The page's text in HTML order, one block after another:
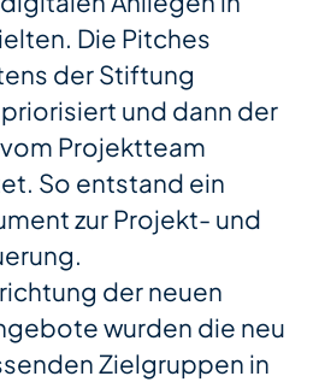
Die Pitches
der Stiftung
priorisiert und dann der
Projektteam
So entstand ein
zur Projekt- und
der neuen
wurden die neu
Zielgruppen in